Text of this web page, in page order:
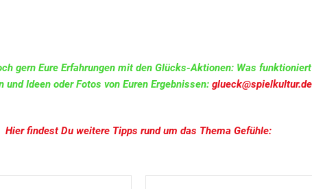
gern Eure Erfahrungen mit den Glücks-Aktionen: Was
und Ideen oder Fotos von Euren Ergebnissen:glueck@spielkultur.de
Hier findest Du weitere Tipps rund um das Thema Gefühle: